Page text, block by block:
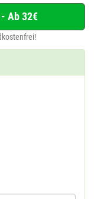
Ab 32€